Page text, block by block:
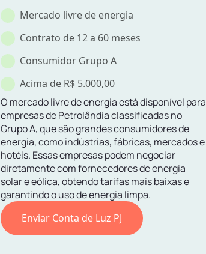
Mercado livre de energia
Contrato de 12 a 60 meses
Consumidor Grupo A
Acima de R$ 5.000,00
O mercado livre de energia está disponível para
empresas de Petrolândia classificadas no
Grupo A, que são grandes consumidores de
energia, como indústrias, fábricas, mercados e
hotéis. Essas empresas podem negociar
diretamente com fornecedores de energia
solar e eólica, obtendo tarifas mais baixas e
garantindo o uso de energia limpa.
Enviar Conta de Luz PJ